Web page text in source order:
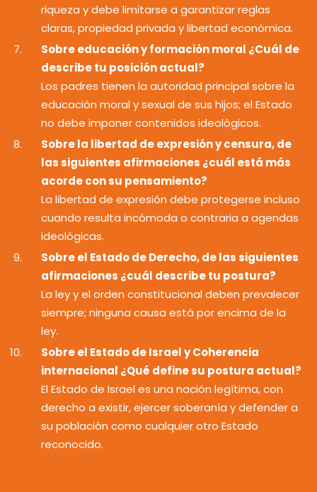
riqueza y debe limitarse a garantizar reglas
claras, propiedad privada y libertad económica.
Sobre educación y formación moral ¿Cuál de
describe tu posición actual?
Los padres tienen la autoridad principal sobre la
educación moral y sexual de sus hijos; el Estado
no debe imponer contenidos ideológicos.
Sobre la libertad de expresión y censura, de
las siguientes afirmaciones ¿cuál está más
acorde con su pensamiento?
La libertad de expresión debe protegerse incluso
cuando resulta incómoda o contraria a agendas
ideológicas.
Sobre el Estado de Derecho, de las siguientes
afirmaciones ¿cuál describe tu postura?
La ley y el orden constitucional deben prevalecer
siempre; ninguna causa está por encima de la
ley.
Sobre el Estado de Israel y Coherencia
internacional ¿Qué define su postura actual?
El Estado de Israel es una nación legítima, con
derecho a existir, ejercer soberanía y defender a
su población como cualquier otro Estado
reconocido.